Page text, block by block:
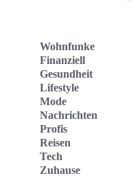
Wohnfunke
Finanziell
Gesundheit
Lifestyle
Mode
Nachrichten
Profis
Reisen
Tech
Zuhause